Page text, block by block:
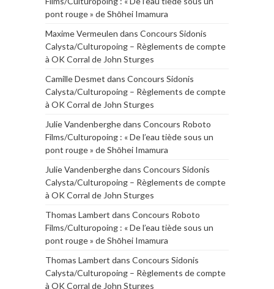
pont rouge » de Shōhei Imamura
Maxime Vermeulen dans Concours Sidonis
Calysta/Culturopoing – Règlements de compte
à OK Corral de John Sturges
Camille Desmet dans Concours Sidonis
Calysta/Culturopoing – Règlements de compte
à OK Corral de John Sturges
Julie Vandenberghedans Concours Roboto
Films/Culturopoing : « De l’eau tiède sous un
pont rouge » de Shōhei Imamura
Julie Vandenberghedans Concours Sidonis
Calysta/Culturopoing – Règlements de compte
à OK Corral de John Sturges
Thomas Lambert dans Concours Roboto
Films/Culturopoing : « De l’eau tiède sous un
pont rouge » de Shōhei Imamura
Thomas Lambert dans Concours Sidonis
Calysta/Culturopoing – Règlements de compte
à OK Corral de John Sturges